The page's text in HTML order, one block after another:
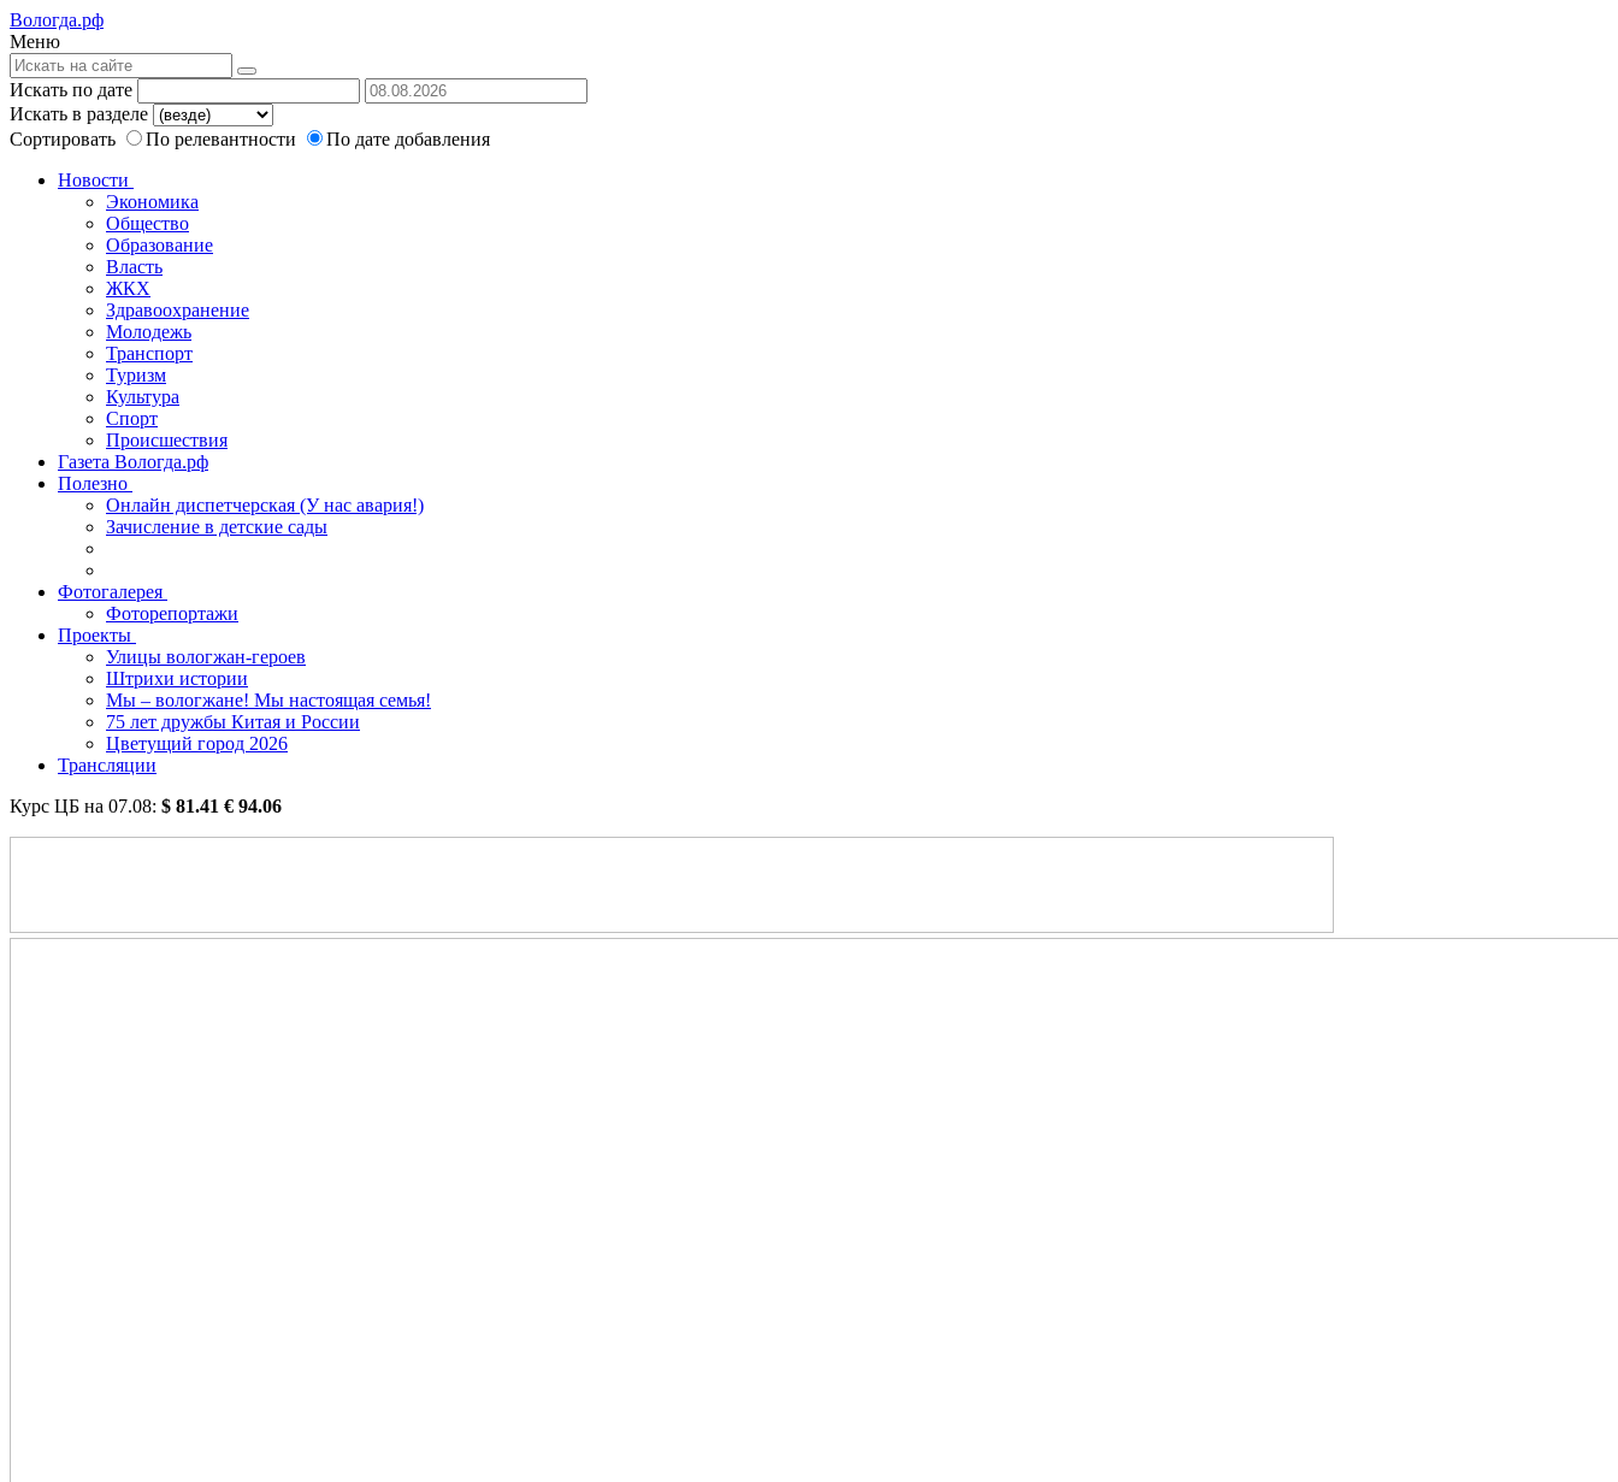
Вологда.рф
Меню
Искать по дате
Искать в разделе
Сортировать
По релевантности
По дате добавления
Новости
Экономика
Общество
Образование
Власть
ЖКХ
Здравоохранение
Молодежь
Транспорт
Туризм
Культура
Спорт
Происшествия
Газета Вологда.рф
Полезно
Онлайн диспетчерская (У нас авария!)
Зачисление в детские сады
Фотогалерея
Фоторепортажи
Проекты
Улицы вологжан-героев
Штрихи истории
Мы – вологжане! Мы настоящая семья!
75 лет дружбы Китая и России
Цветущий город 2026
Трансляции
Курс ЦБ на 07.08: $ 81.41 € 94.06